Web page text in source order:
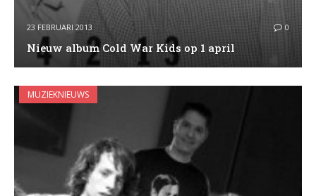
23 FEBRUARI 2013 0
Nieuw album Cold War Kids op 1 april
MUZIEKNIEUWS